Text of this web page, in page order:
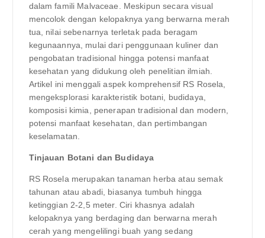
dalam famili Malvaceae. Meskipun secara visual
mencolok dengan kelopaknya yang berwarna merah
tua, nilai sebenarnya terletak pada beragam
kegunaannya, mulai dari penggunaan kuliner dan
pengobatan tradisional hingga potensi manfaat
kesehatan yang didukung oleh penelitian ilmiah.
Artikel ini menggali aspek komprehensif RS Rosela,
mengeksplorasi karakteristik botani, budidaya,
komposisi kimia, penerapan tradisional dan modern,
potensi manfaat kesehatan, dan pertimbangan
keselamatan.
Tinjauan Botani dan Budidaya
RS Rosela merupakan tanaman herba atau semak
tahunan atau abadi, biasanya tumbuh hingga
ketinggian 2-2,5 meter. Ciri khasnya adalah
kelopaknya yang berdaging dan berwarna merah
cerah yang mengelilingi buah yang sedang